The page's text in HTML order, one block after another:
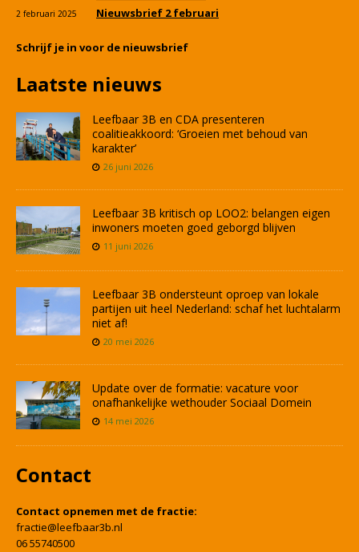
2 februari 2025 Nieuwsbrief 2 februari
Schrijf je in voor de nieuwsbrief
Laatste nieuws
Leefbaar 3B en CDA presenteren
coalitieakkoord: ‘Groeien met behoud van
karakter’
26 juni 2026
Leefbaar 3B kritisch op LOO2: belangen eigen
inwoners moeten goed geborgd blijven
11 juni 2026
Leefbaar 3B ondersteunt oproep van lokale
partijen uit heel Nederland: schaf het luchtalarm
niet af!
20 mei 2026
Update over de formatie: vacature voor
onafhankelijke wethouder Sociaal Domein
14 mei 2026
Contact
Contact opnemen met de fractie:
fractie@leefbaar3b.nl
06 55740500